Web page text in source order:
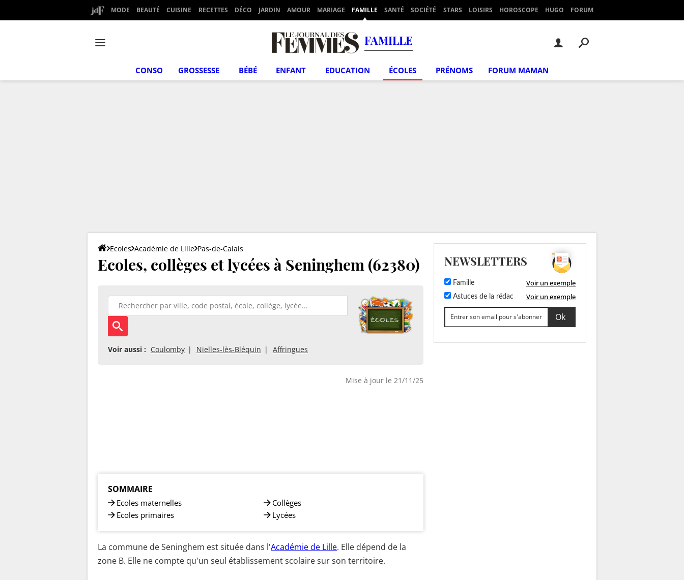
MODE BEAUTÉ CUISINE RECETTES DÉCO JARDIN AMOUR MARIAGE FAMILLE SANTÉ SOCIÉTÉ STARS LOISIRS HOROSCOPE HUGO FORUM
FAMILLE
CONSO GROSSESSE BÉBÉ ENFANT EDUCATION ÉCOLES PRÉNOMS FORUM MAMAN
Ecoles Académie de Lille Pas-de-Calais
Ecoles, collèges et lycées à Seninghem (62380)
Voir aussi : Coulomby Nielles-lès-Bléquin Affringues
Mise à jour le 21/11/25
SOMMAIRE
Ecoles maternelles
Ecoles primaires
Collèges
Lycées
La commune de Seninghem est située dans l'Académie de Lille. Elle dépend de la
zone B. Elle ne compte qu'un seul établissement scolaire sur son territoire.
NEWSLETTERS
Famille Voir un exemple
Astuces de la rédac Voir un exemple